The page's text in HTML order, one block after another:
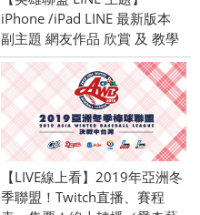
iPhone /iPad LINE 最新版本
副主題 網友作品 欣賞 及 教學
適用 (iOS)
【LIVE線上看】2019年亞洲冬
季聯盟！Twitch直播、賽程